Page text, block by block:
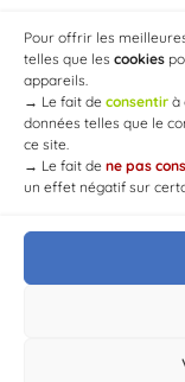
Pour offrir les
telles que les cookies
appareils.
→ Le fait de consentir à
données telles que le
ce site.
→ Le fait de ne pas
un effet négatif sur
© Mairie de